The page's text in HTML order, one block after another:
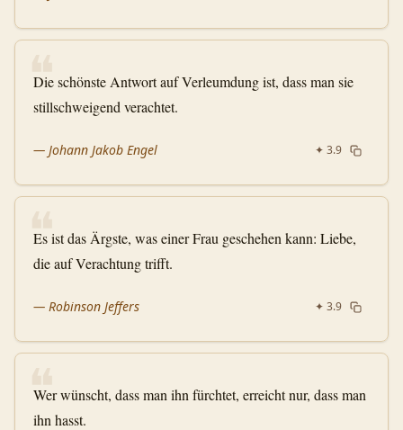
❝
Die schönste Antwort auf Verleumdung ist, dass man sie
stillschweigend verachtet.
— Johann Jakob Engel ✦ 3.9
❝
Es ist das Ärgste, was einer Frau geschehen kann: Liebe,
die auf Verachtung trifft.
— Robinson Jeffers ✦ 3.9
❝
Wer wünscht, dass man ihn fürchtet, erreicht nur, dass man
ihn hasst.